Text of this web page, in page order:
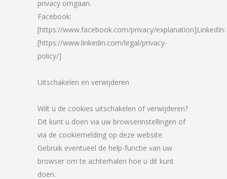
privacy omgaan.
Facebook:
[https://www.facebook.com/privacy/explanation]LinkedIn:
[https://www.linkedin.com/legal/privacy-
policy/]
Uitschakelen en verwijderen
Wilt u de cookies uitschakelen of verwijderen?
Dit kunt u doen via uw browserinstellingen of
via de cookiemelding op deze website.
Gebruik eventueel de help-functie van uw
browser om te achterhalen hoe u dit kunt
doen.